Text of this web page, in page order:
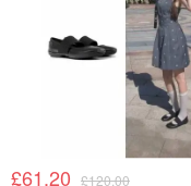
了满满一盆（图三）
上蒜片，加点蚝油和
大盘估计也就最多
直不要太划算了～
海带属于碱性食物，
钾、钙、铁等矿物质
£61.20 £120.00